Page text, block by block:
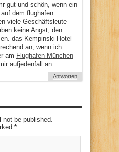
gut und schön, wenn ein
dem flughafen
viele Geschäftsleute
keine Angst, den
das Kempinski Hotel
an, wenn ich
am Flughafen München
aufjedenfall an.
Antworten
not be published.
*